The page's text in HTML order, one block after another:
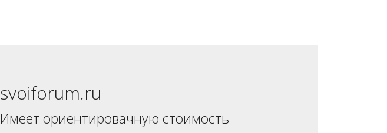
svoiforum.ru
Имеет ориентировачную стоимость